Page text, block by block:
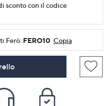
sconto con il codice
Ferò: FERO10 Copia